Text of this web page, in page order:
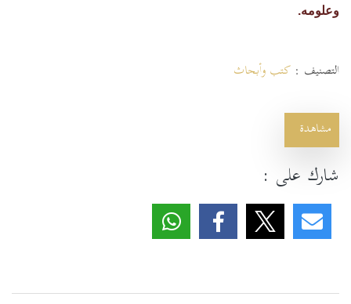
وعلومه.
التصنيف : كتب وأبحاث
مشاهدة
شارك على :